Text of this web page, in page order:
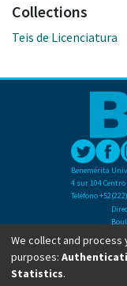
Collections
Teis de Licenciatura
Benemérita
4 sur 104 Centro
Teléfono
C.P.
We collect and
purposes:
Statistics.